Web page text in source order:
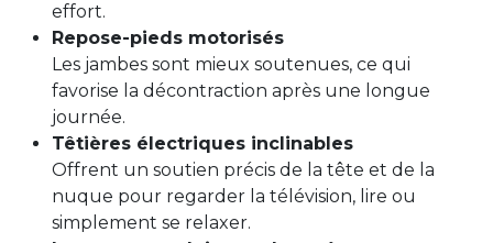
effort.
Repose-pieds motorisés
Les jambes sont mieux soutenues, ce qui
favorise la décontraction après une longue
journée.
Têtières électriques inclinables
Offrent un soutien précis de la tête et de la
nuque pour regarder la télévision, lire ou
simplement se relaxer.